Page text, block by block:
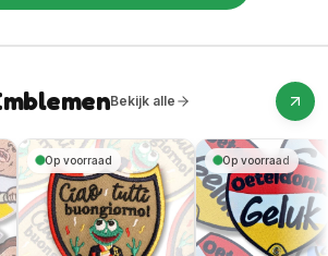
Bekijk alle
Op voorraad Op voorraad